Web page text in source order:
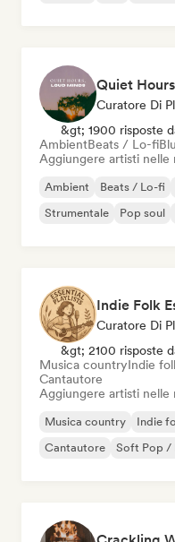
Curatore Di
&gt; 1900 risposte
AmbientBeats / Lo-fi
Aggiungere artisti nelle
Ambient Beats / Lo-fi
Strumentale
Pop soul
Curatore Di
&gt; 2100 risposte
Musica countryIndie
Cantautore
Aggiungere artisti nelle
Musica country Indie
Cantautore
Soft Pop /